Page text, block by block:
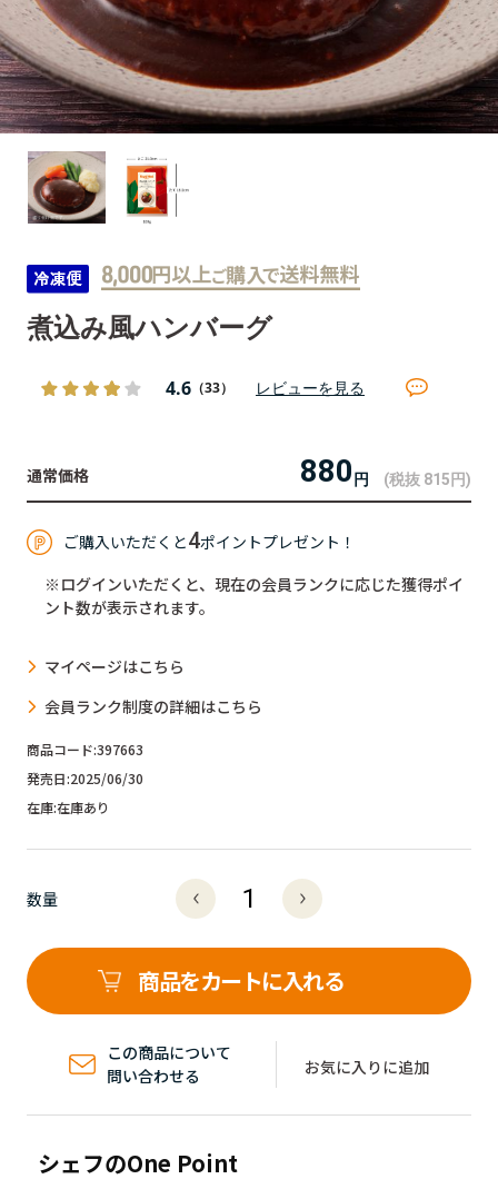
煮込み風ハンバーグ
4.6 （33） レビューを見る
880 円 (税抜 815 円)
商品コード:397663
発売日:2025/06/30
在庫:在庫あり
数量
商品をカートに入れる
この商品について
問い合わせる
お気に入りに追加
ご購入いただくと4ポイントプレゼント！
※ログインいただくと、現在の会員ランクに応じた獲得ポイ
ント数が表示されます。
マイページはこちら
会員ランク制度の詳細はこちら
シェフのOne Point